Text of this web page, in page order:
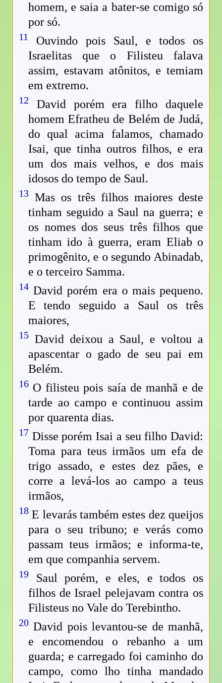
homem, e saia a bater-se comigo só
por só.
11
Ouvindo pois Saul, e todos os
Israelitas que o Filisteu falava
assim, estavam atônitos, e temiam
em extremo.
12
David porém era filho daquele
homem Efratheu de Belém de Judá,
do qual acima falamos, chamado
Isai, que tinha outros filhos, e era
um dos mais velhos, e dos mais
idosos do tempo de Saul.
13 Mas os três filhos maiores deste
tinham seguido a Saul na guerra; e
os nomes dos seus três filhos que
tinham ido à guerra, eram Eliab o
primogênito, e o segundo Abinadab,
e o terceiro Samma.
14 David porém era o mais pequeno.
E tendo seguido a Saul os três
maiores,
15 David deixou a Saul, e voltou a
apascentar o gado de seu pai em
Belém.
16 O filisteu pois saía de manhã e de
tarde ao campo e continuou assim
por quarenta dias.
17 Disse porém Isai a seu filho David:
Toma para teus irmãos um efa de
trigo assado, e estes dez pães, e
corre a levá-los ao campo a teus
irmãos,
18 E levarás também estes dez queijos
para o seu tribuno; e verás como
passam teus irmãos; e informa-te,
em que companhia servem.
19 Saul porém, e eles, e todos os
filhos de Israel pelejavam contra os
Filisteus no Vale do Terebintho.
20 David pois levantou-se de manhã,
e encomendou o rebanho a um
guarda; e carregado foi caminho do
campo, como lho tinha mandado